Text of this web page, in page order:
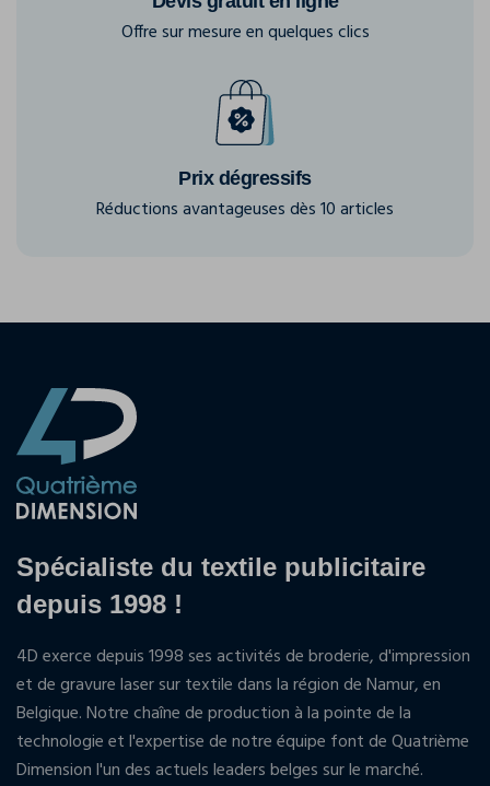
Offre sur mesure en quelques clics
Prix dégressifs
Réductions avantageuses dès 10 articles
Spécialiste du textile publicitaire
depuis 1998 !
4D exerce depuis 1998 ses activités de broderie, d'impression
et de gravure laser sur textile dans la région de Namur, en
Belgique. Notre chaîne de production à la pointe de la
technologie et l'expertise de notre équipe font de Quatrième
Dimension l'un des actuels leaders belges sur le marché.